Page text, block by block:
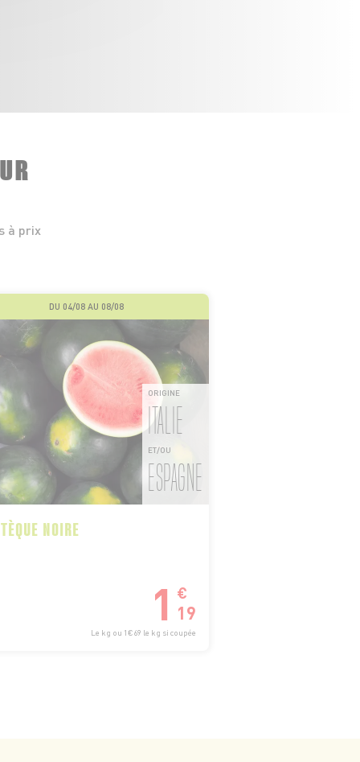
à prix
DU 04/08 AU 08/08
ORIGINE
ITALIE
ET/OU
ESPAGNE
NOIRE
1 €
19
Le kg ou 1€69 le kg si coupée